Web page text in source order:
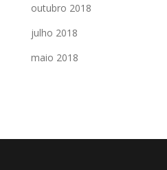
outubro 2018
julho 2018
maio 2018